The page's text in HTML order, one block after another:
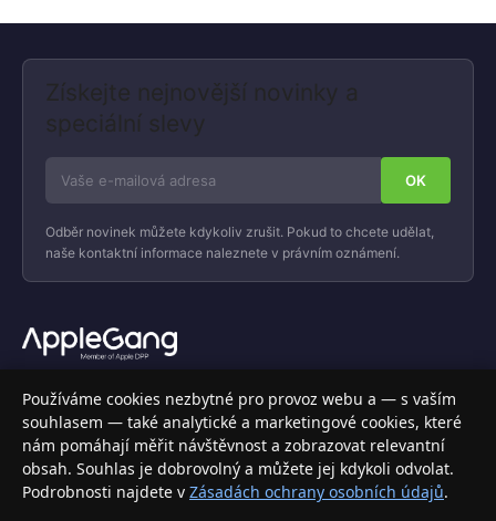
Získejte nejnovější novinky a
speciální slevy
Odběr novinek můžete kdykoliv zrušit. Pokud to chcete udělat,
naše kontaktní informace naleznete v právním oznámení.
Váš specializovaný obchod s Apple produkty, příslušenstvím a
elektronikou. Nakupujte bezpečně a s jistotou.
INFORMACE
Doprava a doručení
Používáme cookies nezbytné pro provoz webu a — s vaším
souhlasem — také analytické a marketingové cookies, které
nám pomáhají měřit návštěvnost a zobrazovat relevantní
obsah. Souhlas je dobrovolný a můžete jej kdykoli odvolat.
Podrobnosti najdete v Zásadách ochrany osobních údajů.